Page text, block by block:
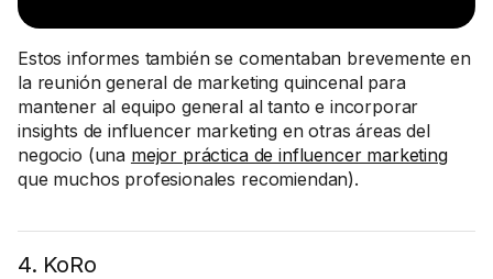
Estos informes también se comentaban brevemente en
la reunión general de marketing quincenal para
mantener al equipo general al tanto e incorporar
insights de influencer marketing en otras áreas del
negocio (una mejor práctica de influencer marketing
que muchos profesionales recomiendan).
4. KoRo